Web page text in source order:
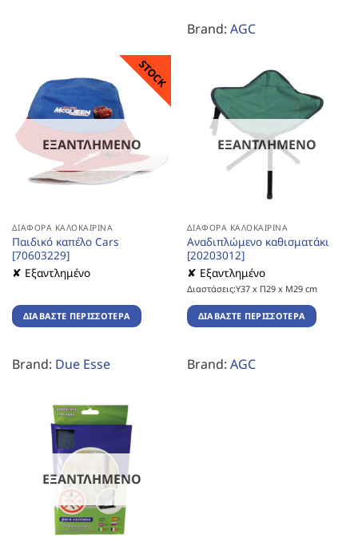
Brand: AGC
STOCK
ΕΞΑΝΤΛΗΜΈΝΟ
ΔΙΆΦΟΡΑ ΚΑΛΟΚΑΙΡΙΝΆ
Παιδικό καπέλο Cars
[70603229]
✘ Εξαντλημένο
ΔΙΑΒΆΣΤΕ ΠΕΡΙΣΣΌΤΕΡΑ
Brand: Due Esse
ΕΞΑΝΤΛΗΜΈΝΟ
ΔΙΆΦΟΡΑ ΚΑΛΟΚΑΙΡΙΝΆ
Αναδιπλώμενο καθισματάκι
[20203012]
✘ Εξαντλημένο
Διαστάσεις:Υ37 x Π29 x Μ29 cm
ΔΙΑΒΆΣΤΕ ΠΕΡΙΣΣΌΤΕΡΑ
Brand: AGC
ΕΞΑΝΤΛΗΜΈΝΟ